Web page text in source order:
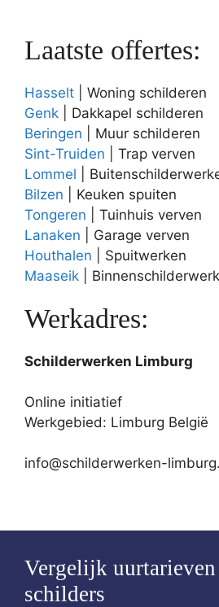
Laatste offertes:
Hasselt | Woning schilderen
Genk | Dakkapel schilderen
Beringen | Muur schilderen
Sint-Truiden | Trap verven
Lommel |
Bilzen | Keuken spuiten
Tongeren | Tuinhuis verven
Lanaken | Garage verven
Houthalen | Spuitwerken
Maaseik | Binnenschilderwerk
Werkadres:
Schilderwerken Limburg
Online initiatief
Werkgebied: Limburg België
info@schilderwerken-
Vergelijk
schilders